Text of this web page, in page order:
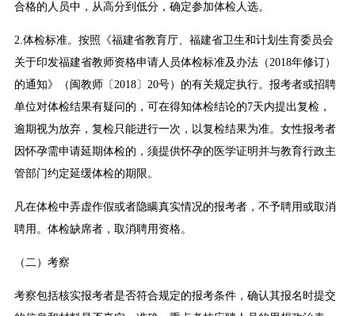
合格的人员中，从高分到低分，确定参加体检人选。
2.体检标准。按照《福建省教育厅、福建省卫生和计划生育委员会
关于印发福建省教师资格申请人员体检标准及办法（2018年修订）
的通知》（闽教师〔2018〕20号）的有关规定执行。报考者或招聘
单位对体检结果有疑问的，可在得知体检结论的7天内提出复检，
逾期视为放弃，复检只能进行一次，以复检结果为准。女性报考者
因怀孕需申请延期体检的，须提供怀孕的医学证明并与教育行政主
管部门约定延缓体检的期限。
凡在体检中弄虚作假或者隐瞒真实情况的报考者，不予聘用或取消
聘用。体检缺席者，取消聘用资格。
（二）考察
考察包括核实报考者是否符合规定的报考条件，确认其报名时提交